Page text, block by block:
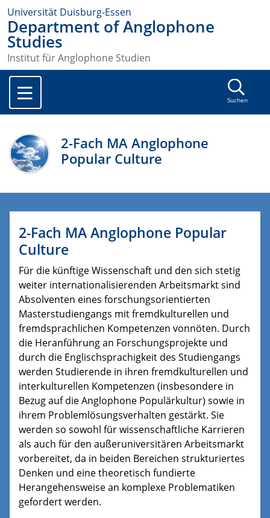
Universität Duisburg-Essen
Department of Anglophone
Studies
Institut für Anglophone Studien
Suchen
2-Fach MA Anglophone
Popular Culture
2-Fach MA Anglophone Popular
Culture
Für die künftige Wissenschaft und den sich stetig
weiter internationalisierenden Arbeitsmarkt sind
Absolventen eines forschungsorientierten
Masterstudiengangs mit fremdkulturellen und
fremdsprachlichen Kompetenzen vonnöten. Durch
die Heranführung an Forschungsprojekte und
durch die Englischsprachigkeit des Studiengangs
werden Studierende in ihren fremdkulturellen und
interkulturellen Kompetenzen (insbesondere in
Bezug auf die Anglophone Populärkultur) sowie in
ihrem Problemlösungsverhalten gestärkt. Sie
werden so sowohl für wissenschaftliche Karrieren
als auch für den außeruniversitären Arbeitsmarkt
vorbereitet, da in beiden Bereichen strukturiertes
Denken und eine theoretisch fundierte
Herangehensweise an komplexe Problematiken
gefordert werden.